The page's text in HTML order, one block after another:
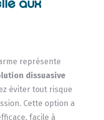
aux
représente
dissuasive
éviter tout risque
Cette option a
facile à